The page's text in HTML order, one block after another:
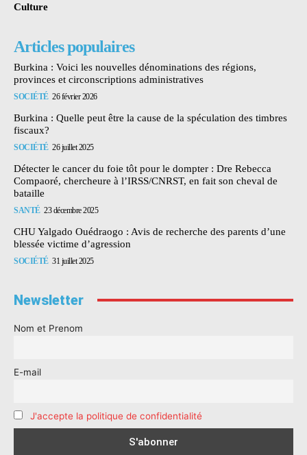
Culture
Articles populaires
Burkina : Voici les nouvelles dénominations des régions,
provinces et circonscriptions administratives
SOCIÉTÉ 26 février 2026
Burkina : Quelle peut être la cause de la spéculation des timbres
fiscaux?
SOCIÉTÉ 26 juillet 2025
Détecter le cancer du foie tôt pour le dompter : Dre Rebecca
Compaoré, chercheure à l’IRSS/CNRST, en fait son cheval de
bataille
SANTÉ 23 décembre 2025
CHU Yalgado Ouédraogo : Avis de recherche des parents d’une
blessée victime d’agression
SOCIÉTÉ 31 juillet 2025
Newsletter
Nom et Prenom
E-mail
J'accepte la politique de confidentialité